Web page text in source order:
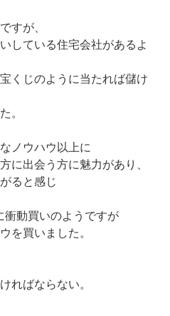
すが、
している住宅会社があるよ
くじのように当たれば儲け
。
ノウハウ以上に
に出会う方に魅力があり、
ると感じ
衝動買いのようですが
を買いました。
ればならない。